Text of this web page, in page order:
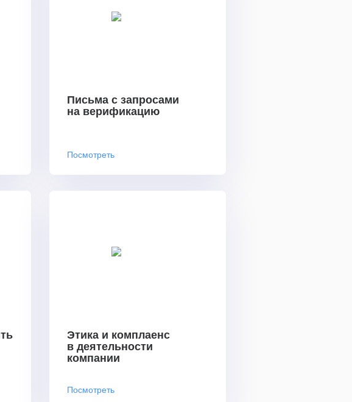
Письма с запросами
на верификацию
Посмотреть
Этика и комплаенс
в деятельности
компании
Посмотреть